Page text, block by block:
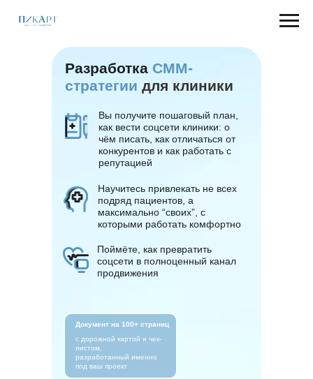
Вы получите пошаговый план,
как вести соцсети клиники: о
чём писать, как отличаться от
конкурентов и как работать с
репутацией
Научитесь привлекать не всех
подряд пациентов, а
максимально “своих”, с
которыми работать комфортно
Разработка СММ-
стратегии для клиники
Поймёте, как превратить
соцсети в полноценный канал
продвижения
Документ на 100+ страниц
с дорожной картой и чек-
листом,
разработанный именно
под ваш проект